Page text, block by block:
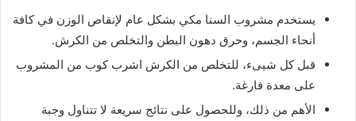
يستخدم مشروب السنا مكي بشكل عام لإنقاص الوزن في كافة
أنحاء الجسم، وحرق دهون البطن والتخلص من الكرش.
قبل كل شيىء، للتخلص من الكرش اشرب كوب من المشروب
على معدة فارغة.
الأهم من ذلك، وللحصول على نتائج سريعة لا تتناول وجبة